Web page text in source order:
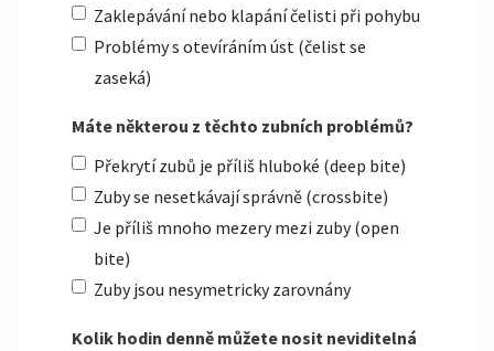
Zaklepávání nebo klapání čelisti při pohybu
Problémy s otevíráním úst (čelist se
zaseká)
Máte některou z těchto zubních problémů?
Překrytí zubů je příliš hluboké (deep bite)
Zuby se nesetkávají správně (crossbite)
Je příliš mnoho mezery mezi zuby (open
bite)
Zuby jsou nesymetricky zarovnány
Kolik hodin denně můžete nosit neviditelná